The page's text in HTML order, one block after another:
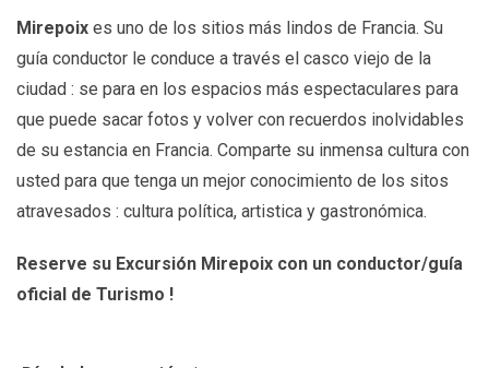
Mirepoix es uno de los sitios más lindos de Francia. Su
guía conductor le conduce a través el casco viejo de la
ciudad : se para en los espacios más espectaculares para
que puede sacar fotos y volver con recuerdos inolvidables
de su estancia en Francia. Comparte su inmensa cultura con
usted para que tenga un mejor conocimiento de los sitos
atravesados : cultura política, artistica y gastronómica.
Reserve su Excursión Mirepoix con un conductor/guía
oficial de Turismo !